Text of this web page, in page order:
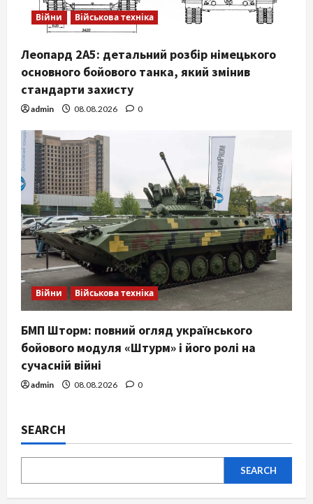
Війни Військова техніка
Леопард 2А5: детальний розбір німецького
основного бойового танка, який змінив
стандарти захисту
admin 08.08.2026 0
Війни Військова техніка
БМП Шторм: повний огляд українського
бойового модуля «Штурм» і його ролі на
сучасній війні
admin 08.08.2026 0
SEARCH
SEARCH